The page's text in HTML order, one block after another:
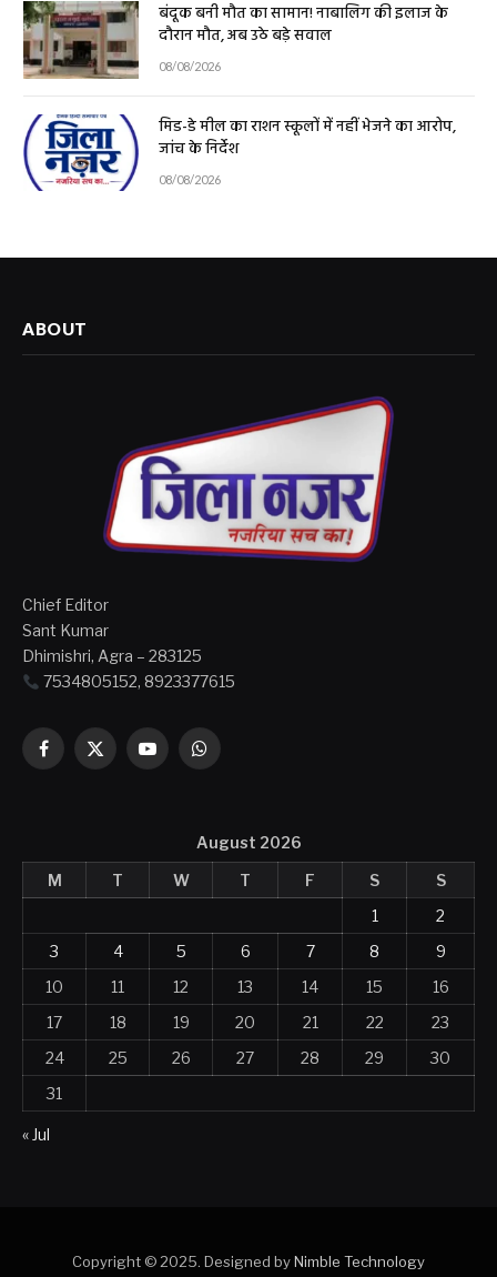
बंदूक बनी मौत का सामान! नाबालिग की इलाज के
दौरान मौत, अब उठे बड़े सवाल
08/08/2026
मिड-डे मील का राशन स्कूलों में नहीं भेजने का आरोप,
जांच के निर्देश
08/08/2026
ABOUT
Chief Editor
Sant Kumar
Dhimishri, Agra – 283125
7534805152, 8923377615
Facebook
X
YouTubeWhatsApp
August 2026
M
T W T F S
S
1
2
3
4 5 6 7 8
9
10
11 12 13 14 15
16
17
18 19 20 21 22
23
24
25 26 27 28 29
30
31
« Jul
Copyright © 2025. Designed byNimble Technology